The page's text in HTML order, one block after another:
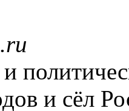
и сёл